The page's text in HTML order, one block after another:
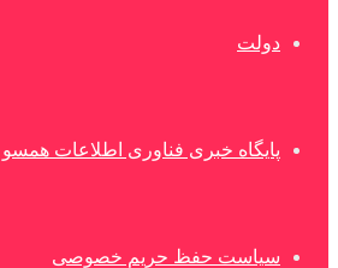
دولت
پایگاه خبری فناوری اطلاعات همسو
سیاست حفظ حریم خصوصی